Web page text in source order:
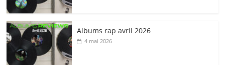
Albums rap avril 2026
4 mai 2026